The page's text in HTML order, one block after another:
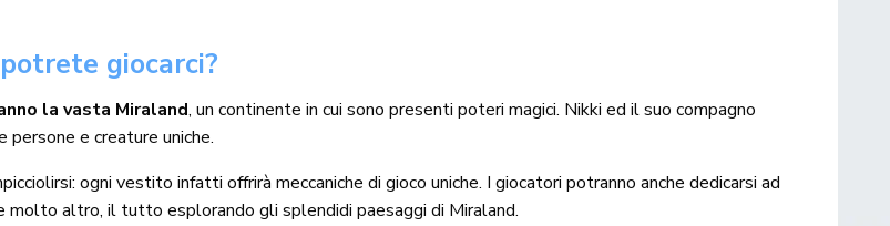
giocarci?
la vasta Miraland, un continente in cui sono presenti poteri magici. Nikki ed il suo compagno
e creature uniche.
ogni vestito infatti offrirà meccaniche di gioco uniche. I giocatori potranno anche dedicarsi ad
altro, il tutto esplorando gli splendidi paesaggi di Miraland.